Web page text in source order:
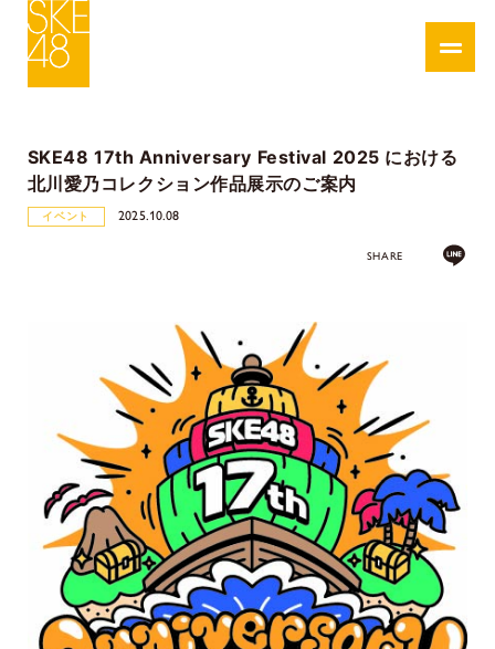
SKE48 17th Anniversary Festival 2025 における
北川愛乃コレクション作品展示のご案内
イベント 2025.10.08
SHARE